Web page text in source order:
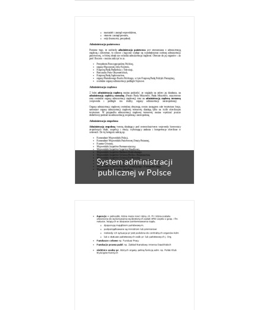
System administracji
publicznej w Polsce